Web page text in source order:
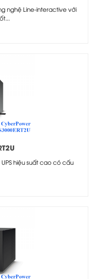
nghệ Line-interactive với
UPS hiệu suất cao có cấu